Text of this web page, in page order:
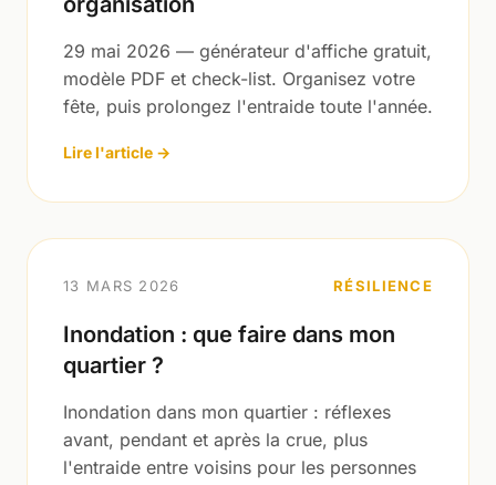
29 mai 2026 — générateur d'affiche gratuit,
modèle PDF et check-list. Organisez votre
fête, puis prolongez l'entraide toute l'année.
Lire l'article →
13 MARS 2026 RÉSILIENCE
Inondation : que faire dans mon
quartier ?
Inondation dans mon quartier : réflexes
avant, pendant et après la crue, plus
l'entraide entre voisins pour les personnes